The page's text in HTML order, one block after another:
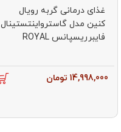
غذای درمانی گربه رویال
کنین مدل گاسترواینتستینال
فایبرریسپانس ROYAL
GASTROINTESTINAL FIBRE
RESPONSE 2KG
14,998,000 تومان